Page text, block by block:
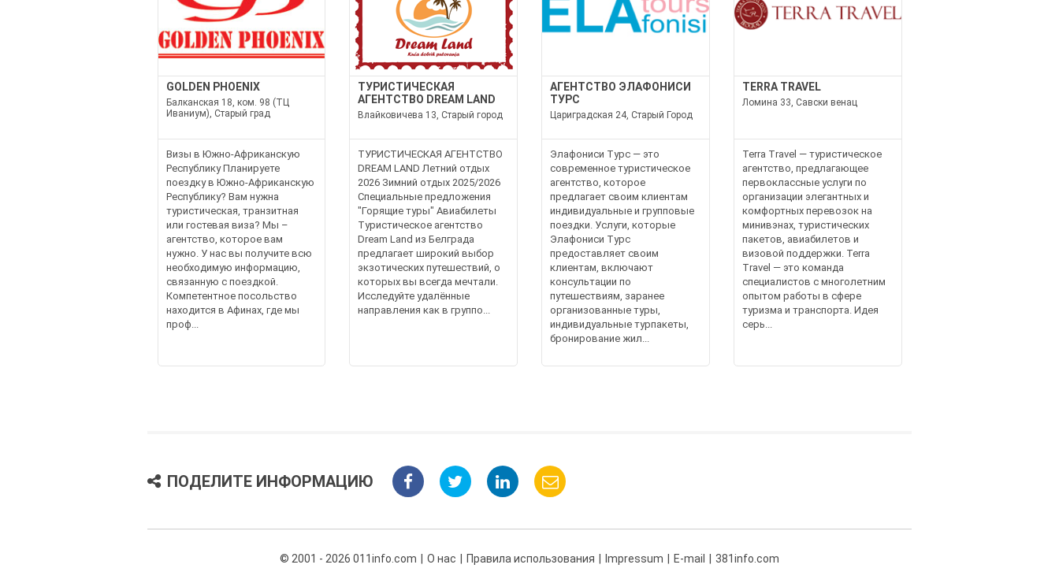
GOLDEN PHOENIX
Балканская 18, ком. 98 (ТЦ
Иваниум), Старый град
Визы в Южно-Африканскую
Республику Планируете
поездку в Южно-Африканскую
Республику? Вам нужна
туристическая, транзитная
или гостевая виза? Мы –
агентство, которое вам
нужно. У нас вы получите всю
необходимую информацию,
связанную с поездкой.
Компетентное посольство
находится в Афинах, где мы
проф...
ТУРИСТИЧЕСКАЯ
АГЕНТСТВО DREAM LAND
Влайковичева 13, Старый город
ТУРИСТИЧЕСКАЯ АГЕНТСТВО
DREAM LAND Летний отдых
2026 Зимний отдых 2025/2026
Специальные предложения
"Горящие туры" Авиабилеты
Туристическое агентство
Dream Land из Белграда
предлагает широкий выбор
экзотических путешествий, о
которых вы всегда мечтали.
Исследуйте удалённые
направления как в группо...
АГЕНТСТВО ЭЛАФОНИСИ
ТУРС
Цариградская 24, Старый Город
Элафониси Турс — это
современное туристическое
агентство, которое
предлагает своим клиентам
индивидуальные и групповые
поездки. Услуги, которые
Элафониси Турс
предоставляет своим
клиентам, включают
консультации по
путешествиям, заранее
организованные туры,
индивидуальные турпакеты,
бронирование жил...
TERRA TRAVEL
Ломина 33, Савски венац
Terra Travel — туристическое
агентство, предлагающее
первоклассные услуги по
организации элегантных и
комфортных перевозок на
минивэнах, туристических
пакетов, авиабилетов и
визовой поддержки. Terra
Travel — это команда
специалистов с многолетним
опытом работы в сфере
туризма и транспорта. Идея
серь...
ПОДЕЛИТЕ ИНФОРМАЦИЮ
© 2001 - 2026 011info.com О нас Правила использования Impressum E-mail 381info.com